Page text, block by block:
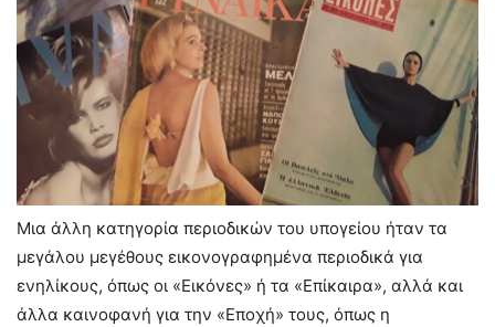
Μια άλλη κατηγορία περιοδικών του υπογείου ήταν τα
μεγάλου μεγέθους εικονογραφημένα περιοδικά για
ενηλίκους, όπως οι «Εικόνες» ή τα «Επίκαιρα», αλλά και
άλλα καινοφανή για την «Εποχή» τους, όπως η